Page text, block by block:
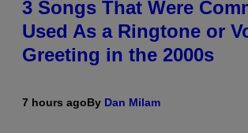
3 Songs That Were
Used As a Ringtone or
Greeting in the 2000s
7 hours agoBy Dan Milam